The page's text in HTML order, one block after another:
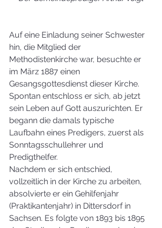
Auf eine Einladung seiner Schwester
hin, die Mitglied der
Methodistenkirche war, besuchte er
im März 1887 einen
Gesangsgottesdienst dieser Kirche.
Spontan entschloss er sich, ab jetzt
sein Leben auf Gott auszurichten. Er
begann die damals typische
Laufbahn eines Predigers, zuerst als
Sonntagsschullehrer und
Predigthelfer.
Nachdem er sich entschied,
vollzeitlich in der Kirche zu arbeiten,
absolvierte er ein Gehilfenjahr
(Praktikantenjahr) in Dittersdorf in
Sachsen. Es folgte von 1893 bis 1895